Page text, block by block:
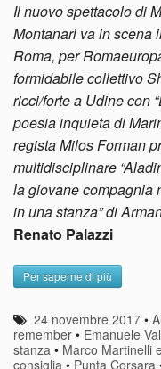
Il nuovo spettacolo di
Montanari va in scena
Roma, per
formidabile collettivo
ricci/forte a Udine con
poesia inquieta di
regista Milos Forman
multidisciplinare
la giovane compagnia
in una stanza” di
Renato Palazzi
Per saperne di più
24 novembre 2017 •
remember • Emanuele
stanza • Marco Martinelli
consiglia • Punta Corsara